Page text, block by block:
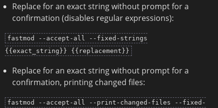
Replace for an exact string without prompt for a
confirmation (disables regular expressions):
fastmod --accept-all --fixed-strings
{{exact_string}} {{replacement}}
Replace for an exact string without prompt for a
confirmation, printing changed files:
fastmod --accept-all --print-changed-files --fixed-